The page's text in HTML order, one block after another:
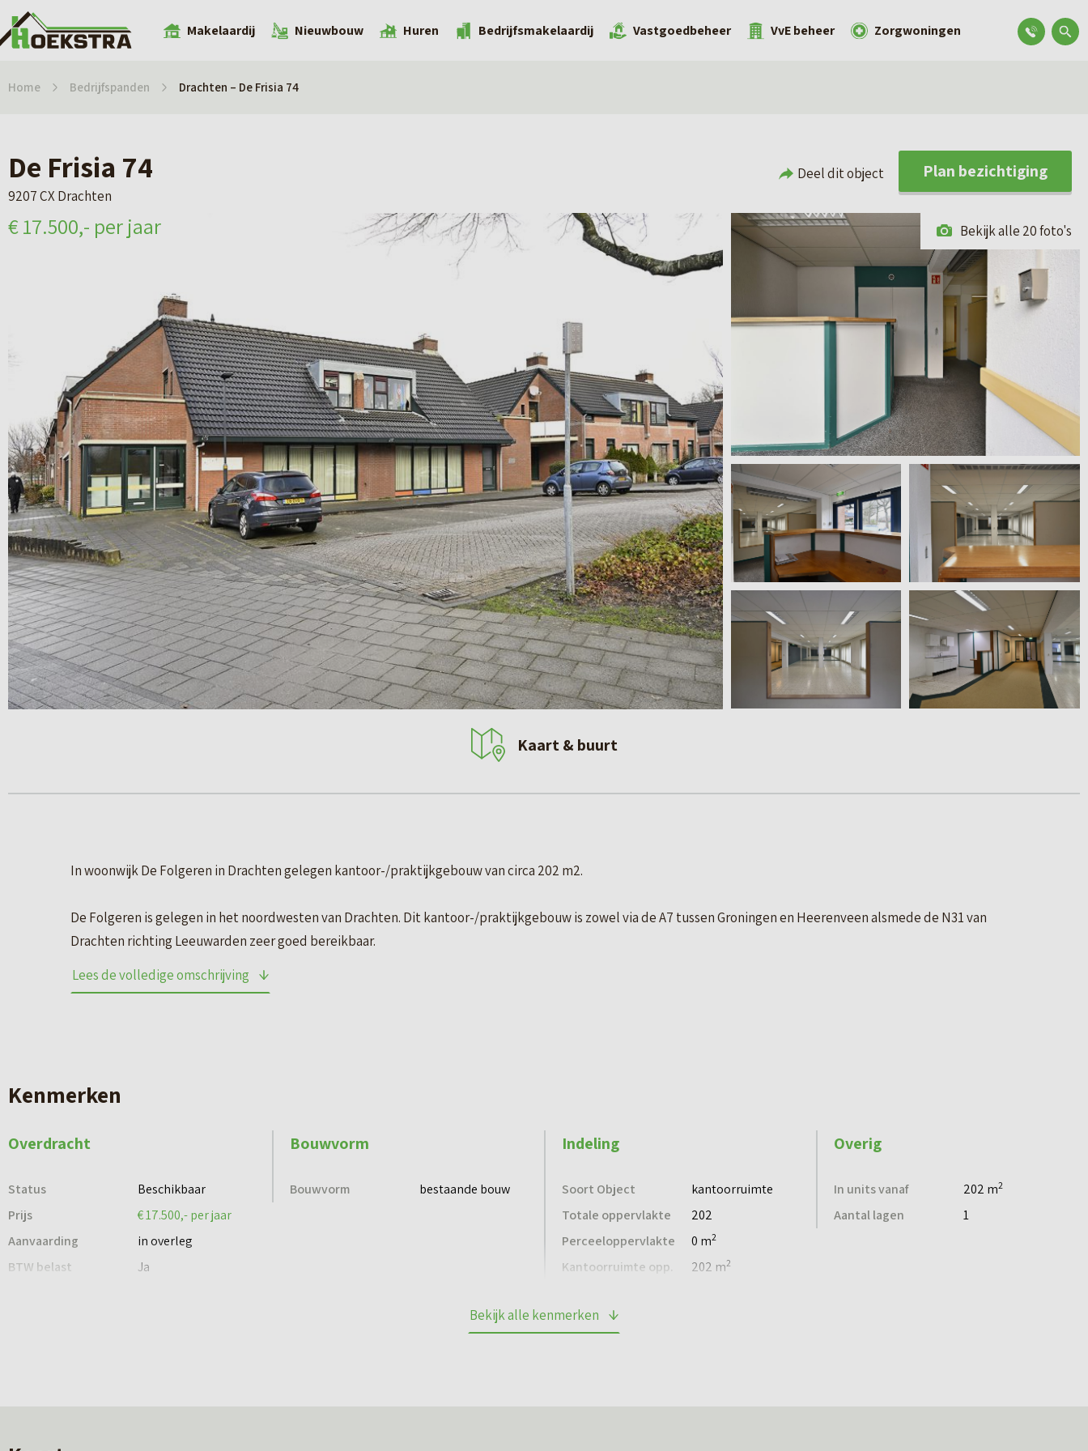
Makelaardij Nieuwbouw Huren Bedrijfsmakelaardij Vastgoedbeheer VvE beheer Zorgwoningen
Home Bedrijfspanden Drachten – De Frisia 74
De Frisia 74
9207 CX Drachten
Deel dit object Plan bezichtiging
€ 17.500,- per jaar
€ 17.500,- per jaar Bekijk alle 20 foto's
Kaart & buurt
In woonwijk De Folgeren in Drachten gelegen kantoor-/praktijkgebouw van circa 202 m2.
De Folgeren is gelegen in het noordwesten van Drachten. Dit kantoor-/praktijkgebouw is zowel via de A7 tussen Groningen en Heerenveen alsmede de N31 van
Drachten richting Leeuwarden zeer goed bereikbaar.
Het object wordt opgeleverd in de huidige staat, o.a. met de navolgende voorzieningen:
– Systeemplafonds;
Voldoende openbare parkeergelegenheden in de omgeving.
Huurprijs:
€ 17.500,- per jaar exclusief BTW.
Lees de volledige omschrijving
Kenmerken
Overdracht
Status
Beschikbaar
Prijs
€ 17.500,- per jaar
Aanvaarding
in overleg
BTW belast
Ja
Bouwvorm
Bouwvorm bestaande bouw
Indeling
Soort Object
kantoorruimte
Totale oppervlakte
202
Perceeloppervlakte
0 m2
Kantoorruimte opp. 202 m2
Overig
In units vanaf 202 m2
Aantal lagen 1
Bekijk alle kenmerken